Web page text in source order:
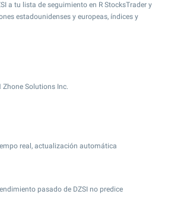
a tu lista de seguimiento en R StocksTrader y
estadounidenses y europeas, índices y
Zhone Solutions Inc.
real, actualización automática
pasado de DZSI no predice